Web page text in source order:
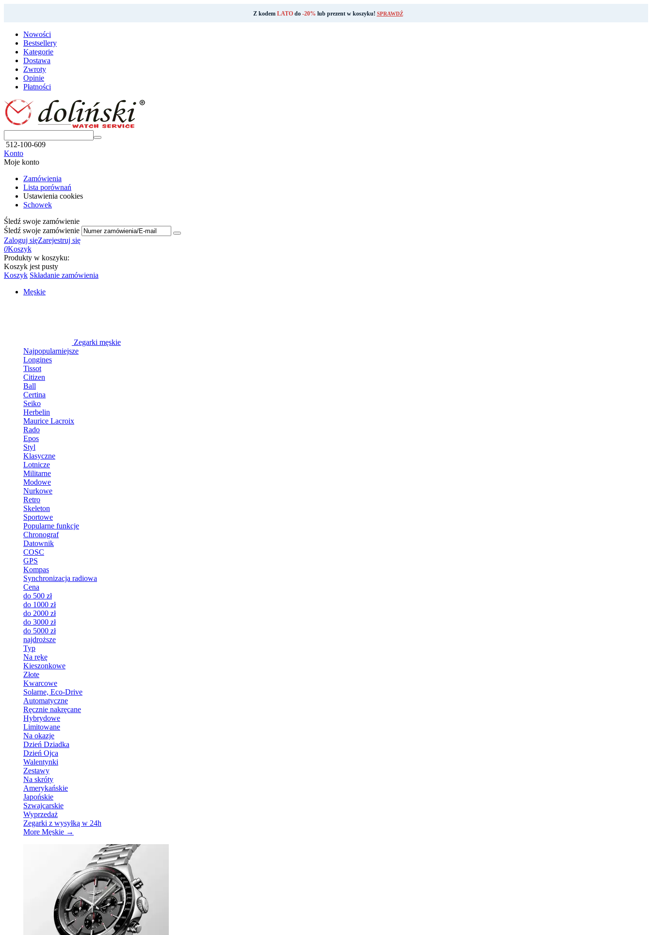
Z kodem LATOdo -20% lub prezent w koszyku! SPRAWDŹ
Nowości
Bestsellery
Kategorie
Dostawa
Zwroty
Opinie
Płatności
512-100-609
Konto
Moje konto
Zamówienia
Lista porównań
Ustawienia cookies
Schowek
Śledź swoje zamówienie
Śledź swoje zamówienie
Zaloguj sięZarejestruj się
0Koszyk
Produkty w koszyku:
Koszyk jest pusty
Koszyk Składanie zamówienia
Męskie
Zegarki męskie
Najpopularniejsze
Longines
Tissot
Citizen
Ball
Certina
Seiko
Herbelin
Maurice Lacroix
Rado
Epos
Styl
Klasyczne
Lotnicze
Militarne
Modowe
Nurkowe
Retro
Skeleton
Sportowe
Popularne funkcje
Chronograf
Datownik
COSC
GPS
Kompas
Synchronizacja radiowa
Cena
do 500 zł
do 1000 zł
do 2000 zł
do 3000 zł
do 5000 zł
najdroższe
Typ
Na rękę
Kieszonkowe
Złote
Kwarcowe
Solarne, Eco-Drive
Automatyczne
Ręcznie nakręcane
Hybrydowe
Limitowane
Na okazje
Dzień Dziadka
Dzień Ojca
Walentynki
Zestawy
Na skróty
Amerykańskie
Japońskie
Szwajcarskie
Wyprzedaż
Zegarki z wysyłką w 24h
More Męskie →